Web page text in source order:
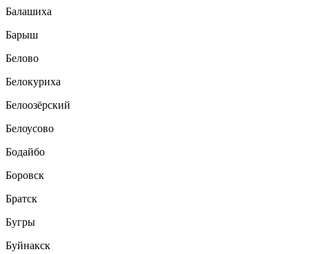
Балашиха
Барыш
Белово
Белокуриха
Белоозёрский
Белоусово
Бодайбо
Боровск
Братск
Бугры
Буйнакск